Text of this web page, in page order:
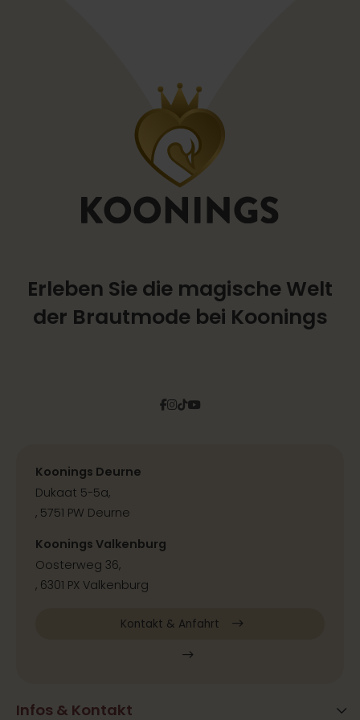
Erleben Sie die magische Welt
der Brautmode bei Koonings
Facebook
Instagram
TiktokPinterest
YouTube
Infos & Kontakt
Koonings Deurne
Dukaat 5-5a,
, 5751 PW Deurne
Koonings Valkenburg
Oosterweg 36,
, 6301 PX Valkenburg
Kontakt & Anfahrt